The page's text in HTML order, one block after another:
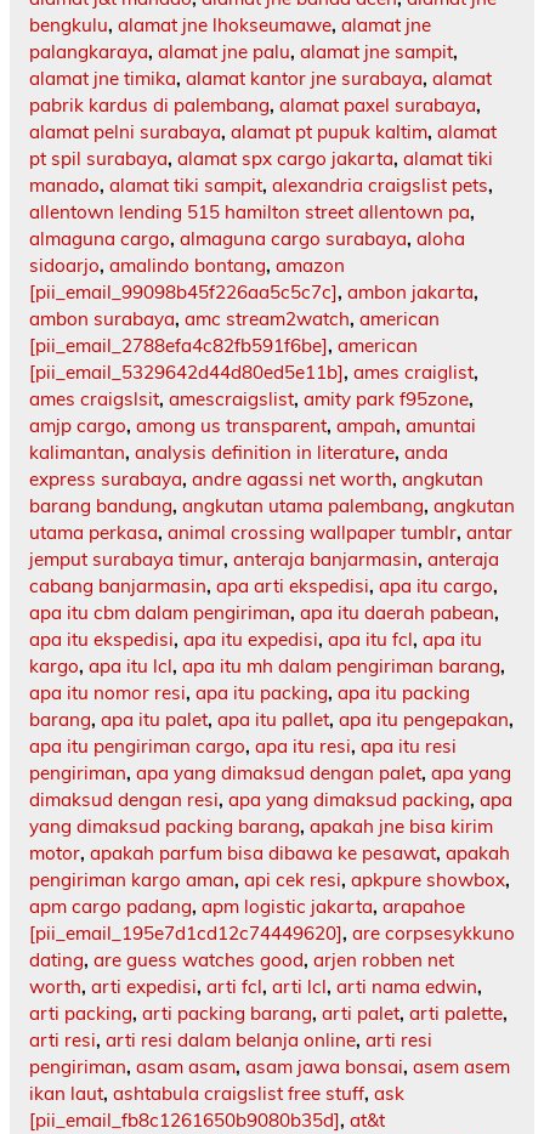
bengkulu, alamat jne lhokseumawe, alamat jne
palangkaraya, alamat jne palu, alamat jne sampit,
alamat jne timika, alamat kantor jne surabaya, alamat
pabrik kardus di palembang, alamat paxel surabaya,
alamat pelni surabaya, alamat pt pupuk kaltim, alamat
pt spil surabaya, alamat spx cargo jakarta, alamat tiki
manado, alamat tiki sampit, alexandria craigslist pets,
allentown lending 515 hamilton street allentown pa,
almaguna cargo, almaguna cargo surabaya, aloha
sidoarjo, amalindo bontang, amazon
[pii_email_99098b45f226aa5c5c7c], ambon jakarta,
ambon surabaya, amc stream2watch, american
[pii_email_2788efa4c82fb591f6be], american
[pii_email_5329642d44d80ed5e11b], ames craiglist,
ames craigslsit, amescraigslist, amity park f95zone,
amjp cargo, among us transparent, ampah, amuntai
kalimantan, analysis definition in literature, anda
express surabaya, andre agassi net worth, angkutan
barang bandung, angkutan utama palembang, angkutan
utama perkasa, animal crossing wallpaper tumblr, antar
jemput surabaya timur, anteraja banjarmasin, anteraja
cabang banjarmasin, apa arti ekspedisi, apa itu cargo,
apa itu cbm dalam pengiriman, apa itu daerah pabean,
apa itu ekspedisi, apa itu expedisi, apa itu fcl, apa itu
kargo, apa itu lcl, apa itu mh dalam pengiriman barang,
apa itu nomor resi, apa itu packing, apa itu packing
barang, apa itu palet, apa itu pallet, apa itu pengepakan,
apa itu pengiriman cargo, apa itu resi, apa itu resi
pengiriman, apa yang dimaksud dengan palet, apa yang
dimaksud dengan resi, apa yang dimaksud packing, apa
yang dimaksud packing barang, apakah jne bisa kirim
motor, apakah parfum bisa dibawa ke pesawat, apakah
pengiriman kargo aman, api cek resi, apkpure showbox,
apm cargo padang, apm logistic jakarta, arapahoe
[pii_email_195e7d1cd12c74449620], are corpsesykkuno
dating, are guess watches good, arjen robben net
worth, arti expedisi, arti fcl, arti lcl, arti nama edwin,
arti packing, arti packing barang, arti palet, arti palette,
arti resi, arti resi dalam belanja online, arti resi
pengiriman, asam asam, asam jawa bonsai, asem asem
ikan laut, ashtabula craigslist free stuff, ask
[pii_email_fb8c1261650b9080b35d], at&t